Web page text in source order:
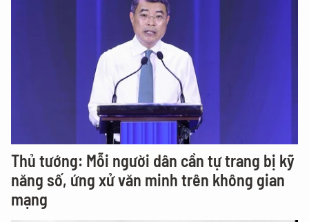
Thủ tướng: Mỗi người dân cần tự trang bị kỹ
năng số, ứng xử văn minh trên không gian
mạng